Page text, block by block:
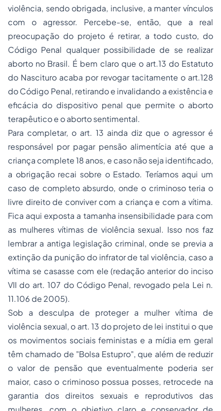
violência, sendo obrigada, inclusive, a manter vínculos
com o agressor. Percebe-se, então, que a real
preocupação do projeto é retirar, a todo custo, do
Código Penal qualquer possibilidade de se realizar
aborto no Brasil. É bem claro que o art.13 do Estatuto
do Nascituro acaba por revogar tacitamente o art.128
do Código Penal, retirando e invalidando a existência e
eficácia do dispositivo penal que permite o aborto
terapêutico e o aborto sentimental.
Para completar, o art. 13 ainda diz que o agressor é
responsável por pagar pensão alimentícia até que a
criança complete 18 anos, e caso não seja identificado,
a obrigação recai sobre o Estado. Teríamos aqui um
caso de completo absurdo, onde o criminoso teria o
livre direito de conviver com a criança e com a vítima.
Fica aqui exposta a tamanha insensibilidade para com
as mulheres vítimas de violência sexual. Isso nos faz
lembrar a antiga legislação criminal, onde se previa a
extinção da punição do infrator de tal violência, caso a
vítima se casasse com ele (redação anterior do inciso
VII do art. 107 do Código Penal, revogado pela Lei n.
11.106 de 2005).
Sob a desculpa de proteger a mulher vítima de
violência sexual, o art. 13 do projeto de lei institui o que
os movimentos sociais feministas e a mídia em geral
têm chamado de "Bolsa Estupro", que além de reduzir
o valor de pensão que eventualmente poderia ser
maior, caso o criminoso possua posses, retrocede na
garantia dos direitos sexuais e reprodutivos das